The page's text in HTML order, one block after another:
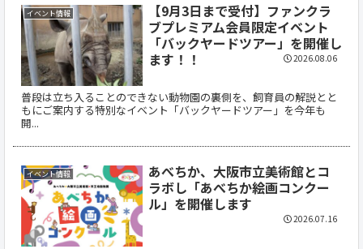
イベント情報
【9月3日まで受付】ファンクラ
ブプレミアム会員限定イベント
「バックヤードツアー」を開催し
ます！！
普段は立ち入ることのできない動物園の裏側を、飼育員の解説とと
もにご案内する特別なイベント「バックヤードツアー」を今年も
開...
2026.08.06
イベント情報
あべちか、大阪市立美術館とコ
ラボし「あべちか絵画コンクー
ル」を開催します
2026.07.16